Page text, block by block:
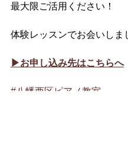
最大限ご活用ください！
体験レッスンでお会いしま
▶︎お申し込み先はこちらへ
#八幡西区ピアノ教室